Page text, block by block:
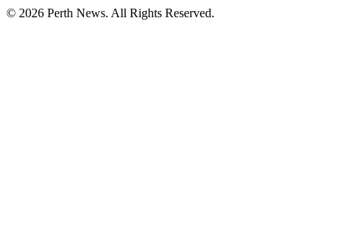
© 2026 Perth News. All Rights Reserved.